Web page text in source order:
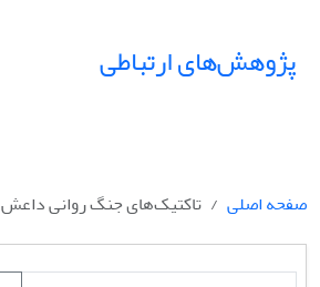
پژوهش‌های ارتباطی
صفحه اصلی تاکتیک‌های جنگ روانی داعش